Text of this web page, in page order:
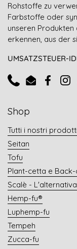
Rohstoffe zu
Farbstoffe oder
unseren
erkennen, aus der
UMSATZSTEUER-
TelefonE-Mail
Shop
Tutti i nostri prodotti
Seitan
Tofu
Plant-cetta e Back-
Scalè -
Hemp-fu®
Luphemp-fu
Tempeh
Zucca-fu